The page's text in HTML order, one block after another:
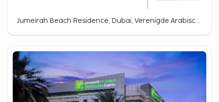
Jumeirah Beach Residence, Dubai, Verenigde Arabische Emiraten